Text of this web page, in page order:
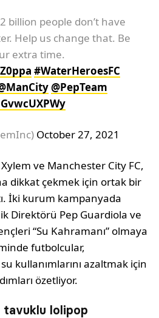
billion people don’t have
Help us change that. Be
extra time.
#WaterHeroesFC
@PepTeam
October 27, 2021
ve Manchester City FC,
dikkat çekmek için ortak bir
İki kurum kampanyada
Direktörü Pep Guardiola ve
“Su Kahramanı” olmaya
futbolcular,
kullanımlarını azaltmak için
özetliyor.
tavuklu lolipop